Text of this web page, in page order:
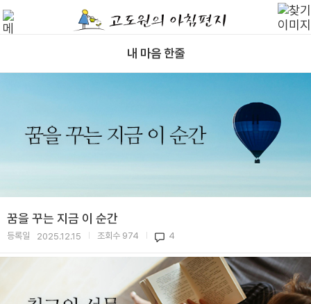
내 마음 한줄
꿈을 꾸는 지금 이 순간
등록일 2025.12.15 조회수 974 4